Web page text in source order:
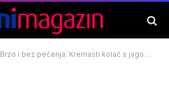
Brzo i bez pečenja: Kremasti kolač s jagodama